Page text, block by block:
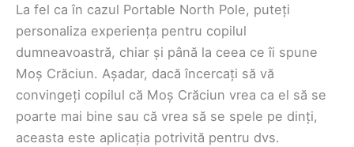
La fel ca în cazul Portable North Pole, puteți
personaliza experiența pentru copilul
dumneavoastră, chiar și până la ceea ce îi spune
Moș Crăciun. Așadar, dacă încercați să vă
convingeți copilul că Moș Crăciun vrea ca el să se
poarte mai bine sau că vrea să se spele pe dinți,
aceasta este aplicația potrivită pentru dvs.